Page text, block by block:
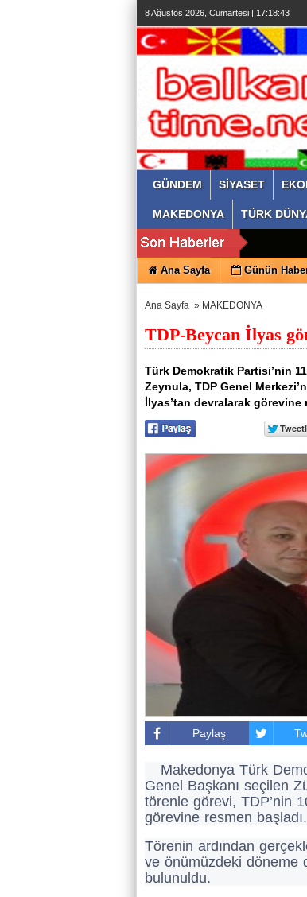
8 Ağustos 2026, Cumartesi | 17:18:44
GÜNDEM SİYASET
MAKEDONYA TÜRK
Ana Sayfa Günün
Ana Sayfa » MAKEDONYA
TDP-Beycan İlyas
Türk Demokratik Partisi’nin
Zeynula, TDP Genel
İlyas’tan devralarak görevine
Paylaş
Makedonya Türk
Genel Başkanı seçilen
törenle görevi, TDP’nin
görevine resmen başladı.
Törenin ardından
ve önümüzdeki döneme
bulunuldu.